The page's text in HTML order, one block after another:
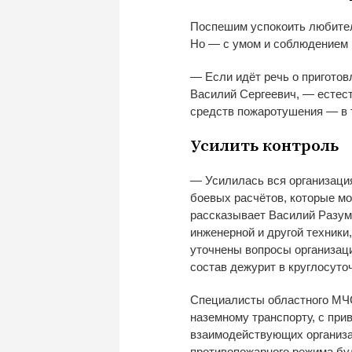
Поспешим успокоить
Но — с умом и соблюдением
— Если идёт речь о
Василий Сергеевич, —
средств пожаротушения — в
Усилить контроль
— Усилилась вся
боевых расчётов, которые
рассказывает Василий
инженерной и другой
уточнены вопросы
состав дежурит в
Специалисты областного
наземному транспорту, с
взаимодействующих